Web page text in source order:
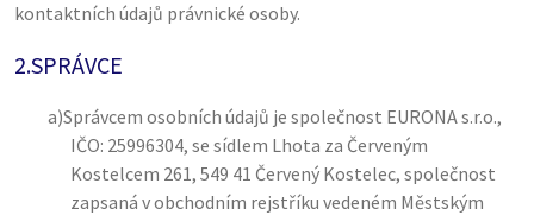
kontaktních údajů právnické osoby.
2.SPRÁVCE
a)Správcem osobních údajů je společnost EURONA s.r.o.,
IČO: 25996304, se sídlem Lhota za Červeným
Kostelcem 261, 549 41 Červený Kostelec, společnost
zapsaná v obchodním rejstříku vedeném Městským